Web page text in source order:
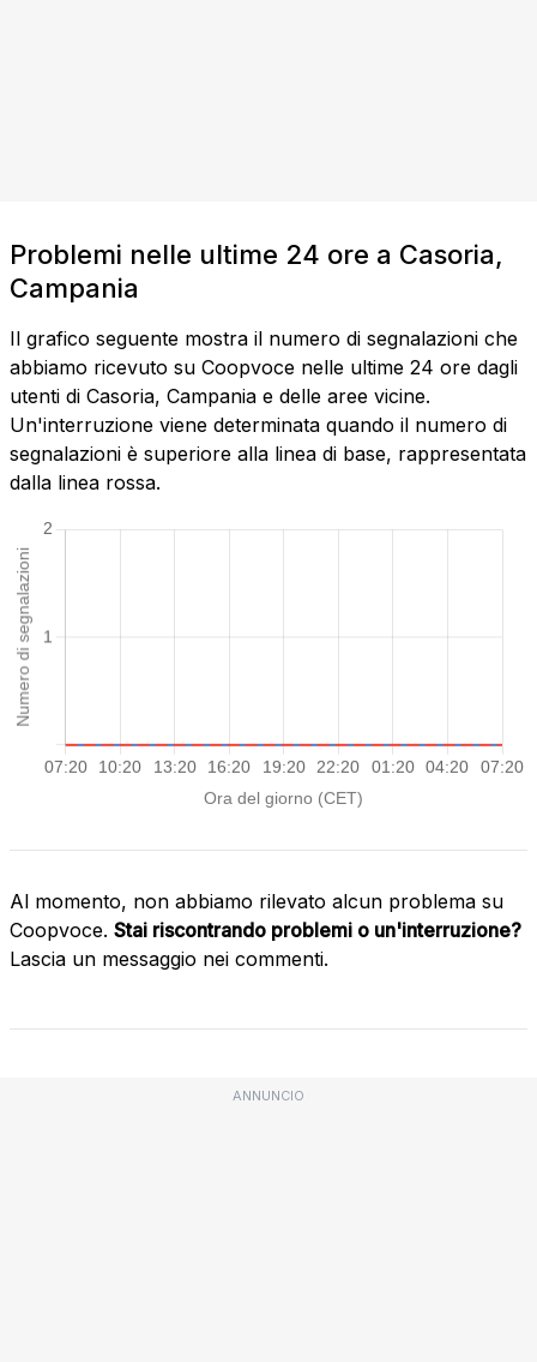
Problemi nelle ultime 24 ore a Casoria,
Campania
Il grafico seguente mostra il numero di segnalazioni che
abbiamo ricevuto su Coopvoce nelle ultime 24 ore dagli
utenti di Casoria, Campania e delle aree vicine.
Un'interruzione viene determinata quando il numero di
segnalazioni è superiore alla linea di base, rappresentata
dalla linea rossa.
Al momento, non abbiamo rilevato alcun problema su
Coopvoce. Stai riscontrando problemi o un'interruzione?
Lascia un messaggio nei commenti.
ANNUNCIO